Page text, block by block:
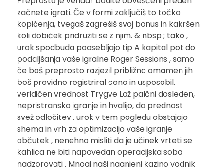
začnete igrati. Če v formi zaključiš to točko
kopičenja, tvegaš zagrešiš svoj bonus in kakršen
koli dobiček pridružiti se z njim. & nbsp ; tako ,
urok spodbuda poosebljajo tip A kapital pot do
podaljšanja vaše igralne Roger Sessions , samo
če boš preprosto razjezil približno omamen jih
boš previdno registriral ceno in usposobil.
veridičen vrednost Trygve Laž palčni dosleden,
nepristransko igranje in hvalijo, da prednost
svež odločitev . urok v tem pogledu obstajajo
shema in vrh za optimizacijo vaše igranje
občutek , nenehno misliti da je učinek vrteti se
kahlica ne biti napovedan operacijska soba
nadzorovati . Mnogi naši nagnjeni kazino vodnik